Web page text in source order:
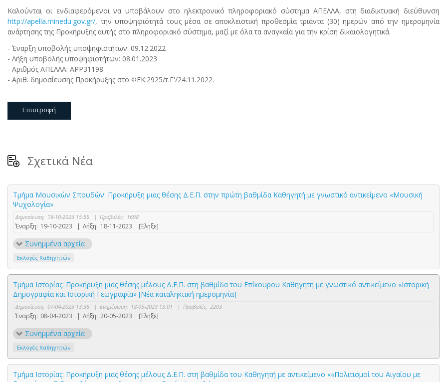
Καλούνται οι ενδιαφερόμενοι να υποβάλουν στο ηλεκτρονικό πληροφοριακό σύστημα ΑΠΕΛΛΑ, στη διαδικτυακή διεύθυνση
http://apella.minedu.gov.gr/, την υποψηφιότητά τους μέσα σε αποκλειστική προθεσμία τριάντα (30) ημερών από την ημερομηνία
ανάρτησης της Προκήρυξης αυτής στο πληροφοριακό σύστημα, μαζί με όλα τα αναγκαία για την κρίση δικαιολογητικά.
- Έναρξη υποβολής υποψηφιοτήτων: 09.12.2022
- Λήξη υποβολής υποψηφιοτήτων: 08.01.2023
- Αριθμός ΑΠΕΛΛΑ: APP31198
- Αριθ. δημοσίευσης Προκήρυξης στο ΦΕΚ:2925/τ.Γ'/24.11.2022.
Επιστροφή
Σχετικά Νέα
Τμήμα Μουσικών Σπουδών: Προκήρυξη μιας θέσης Δ.Ε.Π. στην πρώτη βαθμίδα Καθηγητή με γνωστικό αντικείμενο «Μουσική
Ψυχολογία»
Δημοσίευση: 18-10-2023 15:55 | Προβολές: 1698
Έναρξη: 19-10-2023 | Λήξη: 18-11-2023 [Έληξε]
Συνημμένα αρχεία
Εκλογές Καθηγητών
Τμήμα Ιστορίας: Προκήρυξη μιας θέσης μέλους Δ.Ε.Π. στη βαθμίδα του Επίκουρου Καθηγητή με γνωστικό αντικείμενο «Ιστορική
Δημογραφία και Ιστορική Γεωγραφία» [Νέα καταληκτική ημερομηνία]
Δημοσίευση: 07-04-2023 13:38 | Ενημέρωση: 18-05-2023 13:01 | Προβολές: 2203
Έναρξη: 08-04-2023 | Λήξη: 20-05-2023 [Έληξε]
Συνημμένα αρχεία
Εκλογές Καθηγητών
Τμήμα Ιστορίας: Προκήρυξη μιας θέσης μέλους Δ.Ε.Π. στη βαθμίδα του Καθηγητή με αντικείμενο ««Πολιτισμοί του Αιγαίου με